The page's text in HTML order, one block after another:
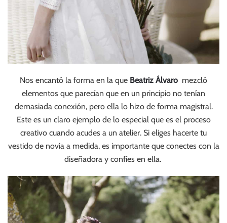
Nos encantó la forma en la que Beatriz Álvaro mezcló
elementos que parecían que en un principio no tenían
demasiada conexión, pero ella lo hizo de forma magistral.
Este es un claro ejemplo de lo especial que es el proceso
creativo cuando acudes a un atelier. Si eliges hacerte tu
vestido de novia a medida, es importante que conectes con la
diseñadora y confíes en ella.